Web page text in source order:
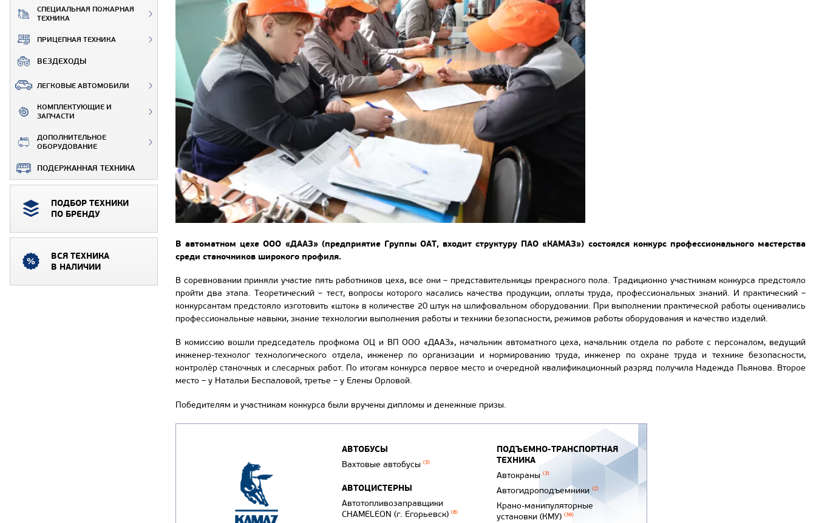
СПЕЦИАЛЬНАЯ ПОЖАРНАЯ
ТЕХНИКА
ПРИЦЕПНАЯ ТЕХНИКА
ВЕЗДЕХОДЫ
ЛЕГКОВЫЕ АВТОМОБИЛИ
КОМПЛЕКТУЮЩИЕ И
ЗАПЧАСТИ
ДОПОЛНИТЕЛЬНОЕ
ОБОРУДОВАНИЕ
ПОДЕРЖАННАЯ ТЕХНИКА
ПОДБОР ТЕХНИКИ
ПО БРЕНДУ
ВСЯ ТЕХНИКА
В НАЛИЧИИ
В автоматном цехе ООО «ДААЗ» (предприятие Группы ОАТ, входит структуру ПАО «КАМАЗ») состоялся конкурс профессионального мастерства
среди станочников широкого профиля.
В соревновании приняли участие пять работников цеха, все они – представительницы прекрасного пола. Традиционно участникам конкурса предстояло
пройти два этапа. Теоретический – тест, вопросы которого касались качества продукции, оплаты труда, профессиональных знаний. И практический –
конкурсантам предстояло изготовить «шток» в количестве 20 штук на шлифовальном оборудовании. При выполнении практической работы оценивались
профессиональные навыки, знание технологии выполнения работы и техники безопасности, режимов работы оборудования и качество изделий.
В комиссию вошли председатель профкома ОЦ и ВП ООО «ДААЗ», начальник автоматного цеха, начальник отдела по работе с персоналом, ведущий
инженер-технолог технологического отдела, инженер по организации и нормированию труда, инженер по охране труда и технике безопасности,
контролёр станочных и слесарных работ. По итогам конкурса первое место и очередной квалификационный разряд получила Надежда Пьянова. Второе
место – у Натальи Беспаловой, третье – у Елены Орловой.
Победителям и участникам конкурса были вручены дипломы и денежные призы.
АВТОБУСЫ
Вахтовые автобусы (3)
АВТОЦИСТЕРНЫ
Автотопливозаправщики
CHAMELEON (г. Егорьевск) (8)
ПОДЪЕМНО-ТРАНСПОРТНАЯ
ТЕХНИКА
Автокраны (3)
Автогидроподъемники (2)
Крано-манипуляторные
установки (КМУ) (36)